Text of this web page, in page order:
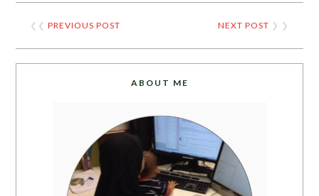
❮❮PREVIOUS POST NEXT POST ❯ ❯
ABOUT ME